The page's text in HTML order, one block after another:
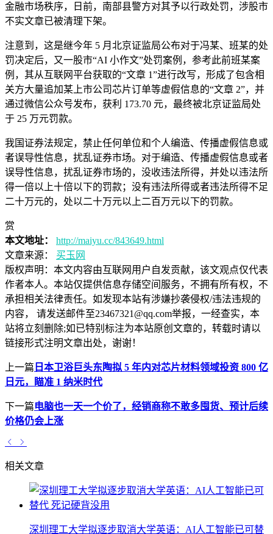
金融市场秩序，日前，南部县警方对其予以行政处罚，涉股市
不实文章已被清理下架。
注意到，这是继今年 5 月北京证监局公布对于冯某、班某的处
罚决定后，又一股市“AI 小作文”处罚案例，参考此前班某案
例，其从互联网平台获取的“文章 1”进行改写，形成了包含相
关方大量追加某上市公司芯片订单等虚假信息的“文章 2”，并
通过微信公众号发布，获利 173.70 元，最终被北京证监局处
于 25 万元罚款。
我国证券法规定，禁止任何单位和个人编造、传播虚假信息或
者误导性信息，扰乱证券市场。对于编造、传播虚假信息或者
误导性信息，扰乱证券市场的，没收违法所得，并处以违法所
得一倍以上十倍以下的罚款；没有违法所得或者违法所得不足
二十万元的，处以二十万元以上二百万元以下的罚款。
赏
本文地址：
http://maiyu.cc/843649.html
文章来源：
买玉网
版权声明： 本文内容由互联网用户自发贡献，该文观点仅代表
作者本人。本站仅提供信息存储空间服务，不拥有所有权，不
承担相关法律责任。如发现本站有涉嫌抄袭侵权/违法违规的
内容， 请发送邮件至23467321@qq.com举报，一经查实，本
站将立刻删除;如已特别标注为本站原创文章的，转载时请以
链接形式注明文章出处，谢谢！
上一篇 日本卫浴巨头东陶拟 5 年内对芯片材料领域投资 800 亿
日元，瞄准 1 纳米时代
下一篇电脑也一天一个价了，经销商称不敢多囤货、预计后续
价格仍会上涨
相关文章
深圳理工大学拟逐步取消大学英语：AI人工智能已可替